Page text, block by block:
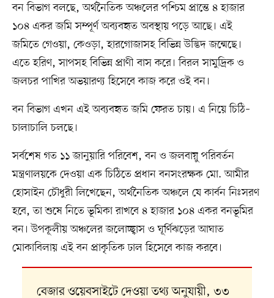
বন বিভাগ বলছে, অর্থনৈতিক অঞ্চলের পশ্চিম প্রান্তে ৪ হাজার
১০৪ একর জমি সম্পূর্ণ অব্যবহৃত অবস্থায় পড়ে আছে। এই
জমিতে গেওয়া, কেওড়া, হারগোজাসহ বিভিন্ন উদ্ভিদ জন্মেছে।
এতে হরিণ, সাপসহ বিভিন্ন প্রাণী বাস করে। বিরল সামুদ্রিক ও
জলচর পাখির অভয়ারণ্য হিসেবে কাজ করে ওই বন।
বন বিভাগ এখন এই অব্যবহৃত জমি ফেরত চায়। এ নিয়ে চিঠি–
চালাচালি চলছে।
সর্বশেষ গত ১১ জানুয়ারি পরিবেশ, বন ও জলবায়ু পরিবর্তন
মন্ত্রণালয়কে দেওয়া এক চিঠিতে প্রধান বনসংরক্ষক মো. আমীর
হোসাইন চৌধুরী লিখেছেন, অর্থনৈতিক অঞ্চলে যে কার্বন নিঃসরণ
হবে, তা শুষে নিতে ভূমিকা রাখবে ৪ হাজার ১০৪ একর বনভূমির
বন। উপকূলীয় অঞ্চলের জলোচ্ছ্বাস ও ঘূর্ণিঝড়ের আঘাত
মোকাবিলায় এই বন প্রাকৃতিক ঢাল হিসেবে কাজ করবে।
বেজার ওয়েবসাইটে দেওয়া তথ্য অনুযায়ী, ৩৩